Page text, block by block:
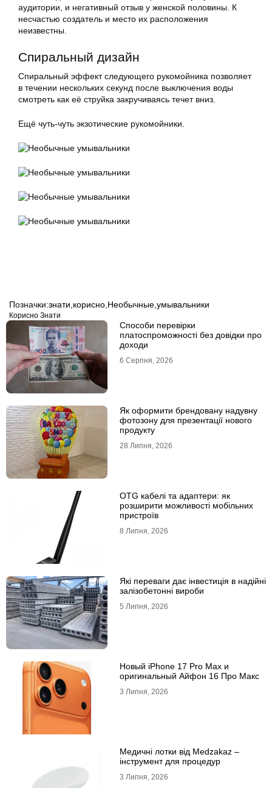
аудитории, и негативный отзыв у женской половины. К
несчастью создатель и место их расположения
неизвестны.
Спиральный дизайн
Спиральный эффект следующего рукомойника позволяет
в течении нескольких секунд после выключения воды
смотреть как её струйка закручиваясь течет вниз.
Ещё чуть-чуть экзотические рукомойники.
Позначки:знати корисно Необычные умывальники
Корисно Знати
Способи перевірки
платоспроможності без довідки про
доходи
6 Серпня, 2026
Як оформити брендовану надувну
фотозону для презентації нового
продукту
28 Липня, 2026
OTG кабелі та адаптери: як
розширити можливості мобільних
пристроїв
8 Липня, 2026
Які переваги дає інвестиція в надійні
залізобетонні вироби
5 Липня, 2026
Новый iPhone 17 Pro Max и
оригинальный Айфон 16 Про Макс
3 Липня, 2026
Медичні лотки від Medzakaz –
інструмент для процедур
3 Липня, 2026